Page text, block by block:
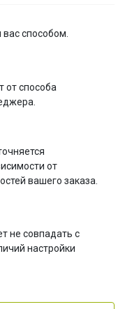
способом.
от способа
от
вашего заказа.
не совпадать с
настройки